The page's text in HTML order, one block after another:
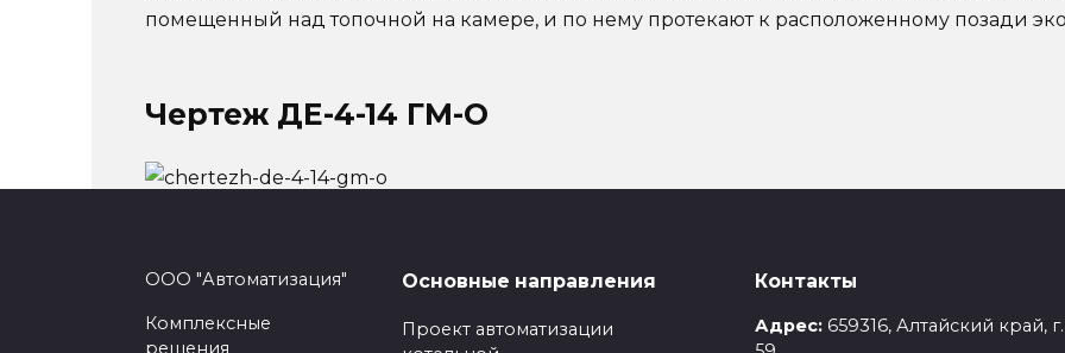
помещенный над топочной на камере, и по нему протекают к расположенному позади
Чертеж ДЕ-4-14 ГМ-О
Аналогичное оборудование
ООО "Автоматизация"
Комплексные
решения
Основные направления
Проект автоматизации
Контакты
Адрес:659316, Алтайский край,